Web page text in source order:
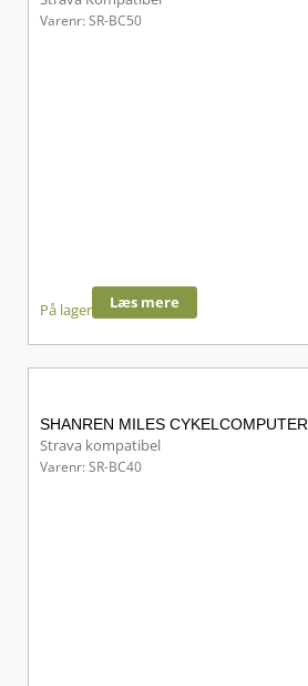
Varenr: SR-BC50
På lager Læs mere
SHANREN MILES CYKELCOMPUTER
Strava kompatibel
Varenr: SR-BC40